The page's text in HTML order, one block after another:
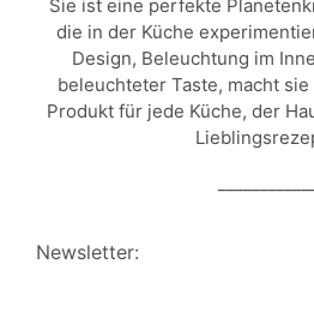
Sie ist eine perfekte
die in der Küche
Design, Beleuchtung im
beleuchteter Taste, macht
Produkt für jede Küche, der
Newsletter: